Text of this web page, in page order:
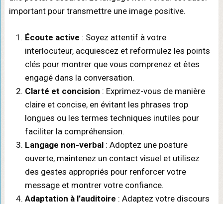
important pour transmettre une image positive.
Écoute active : Soyez attentif à votre
interlocuteur, acquiescez et reformulez les points
clés pour montrer que vous comprenez et êtes
engagé dans la conversation.
Clarté et concision : Exprimez-vous de manière
claire et concise, en évitant les phrases trop
longues ou les termes techniques inutiles pour
faciliter la compréhension.
Langage non-verbal: Adoptez une posture
ouverte, maintenez un contact visuel et utilisez
des gestes appropriés pour renforcer votre
message et montrer votre confiance.
Adaptation à l’auditoire : Adaptez votre discours